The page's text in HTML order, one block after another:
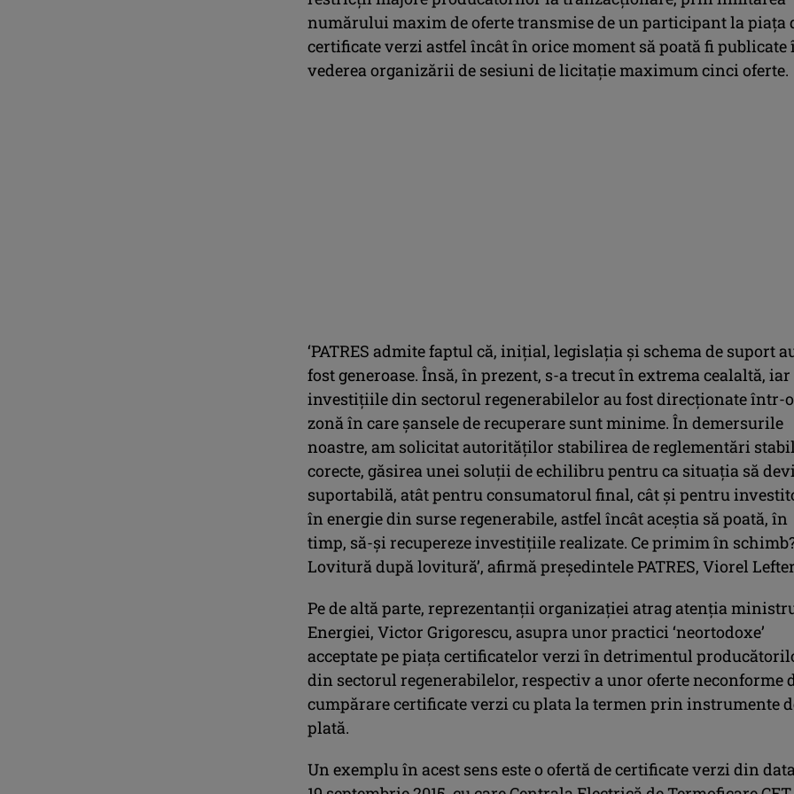
numărului maxim de oferte transmise de un participant la piaţa
certificate verzi astfel încât în orice moment să poată fi publicate
vederea organizării de sesiuni de licitaţie maximum cinci oferte.
‘PATRES admite faptul că, iniţial, legislaţia şi schema de suport
fost generoase. Însă, în prezent, s-a trecut în extrema cealaltă, iar
investiţiile din sectorul regenerabilelor au fost direcţionate într-o
zonă în care şansele de recuperare sunt minime. În demersurile
noastre, am solicitat autorităţilor stabilirea de reglementări
corecte, găsirea unei soluţii de echilibru pentru ca situaţia să
suportabilă, atât pentru consumatorul final, cât şi pentru
în energie din surse regenerabile, astfel încât aceştia să poată, în
timp, să-şi recupereze investiţiile realizate. Ce primim în
Lovitură după lovitură’, afirmă preşedintele PATRES, Viorel
Pe de altă parte, reprezentanţii organizaţiei atrag atenţia
Energiei, Victor Grigorescu, asupra unor practici ‘neortodoxe’
acceptate pe piaţa certificatelor verzi în detrimentul
din sectorul regenerabilelor, respectiv a unor oferte neconforme
cumpărare certificate verzi cu plata la termen prin instrumente
plată.
Un exemplu în acest sens este o ofertă de certificate verzi din